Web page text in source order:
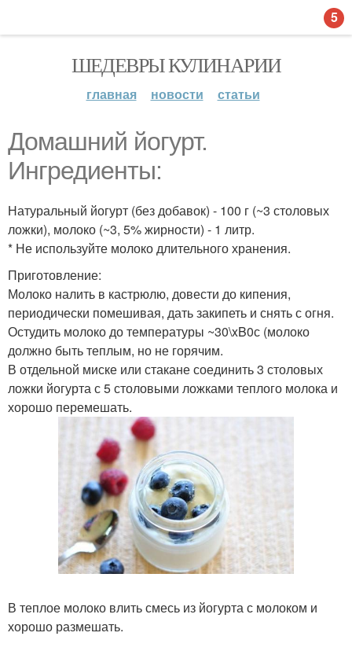
ШЕДЕВРЫ КУЛИНАРИИ
главная новости статьи
Домашний йогурт.
Ингредиенты:
Натуральный йогурт (без добавок) - 100 г (~3 столовых
ложки), молоко (~3, 5% жирности) - 1 литр.
* Не используйте молоко длительного хранения.
Приготовление:
Молоко налить в кастрюлю, довести до кипения,
периодически помешивая, дать закипеть и снять с огня.
Остудить молоко до температуры ~30\xB0с (молоко
должно быть теплым, но не горячим.
В отдельной миске или стакане соединить 3 столовых
ложки йогурта с 5 столовыми ложками теплого молока и
хорошо перемешать.
В теплое молоко влить смесь из йогурта с молоком и
хорошо размешать.
5